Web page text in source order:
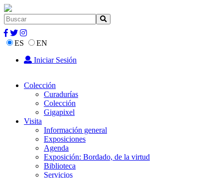
ES
EN
Iniciar Sesión
Colección
Curadurías
Colección
Gigapixel
Visita
Información general
Exposiciones
Agenda
Exposición: Bordado, de la virtud
Biblioteca
Servicios